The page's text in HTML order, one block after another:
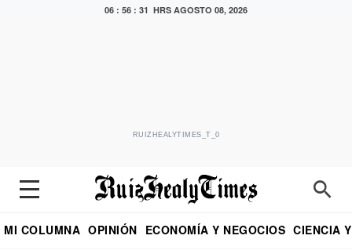
06 : 56 : 32 HRS AGOSTO 08, 2026
RUIZHEALYTIMES_T_0
MI COLUMNA OPINIÓN ECONOMÍA Y NEGOCIOS CIENCIA